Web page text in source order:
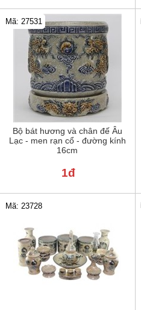
Bộ bát hương và chân đế Âu
Lạc - men rạn cổ - đường kính
16cm
Mã: 27531
1đ
Mã: 23728